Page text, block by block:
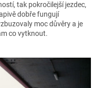
tak pokročilejší jezdec,
dobře fungují
moc důvěry a je
co vytknout.